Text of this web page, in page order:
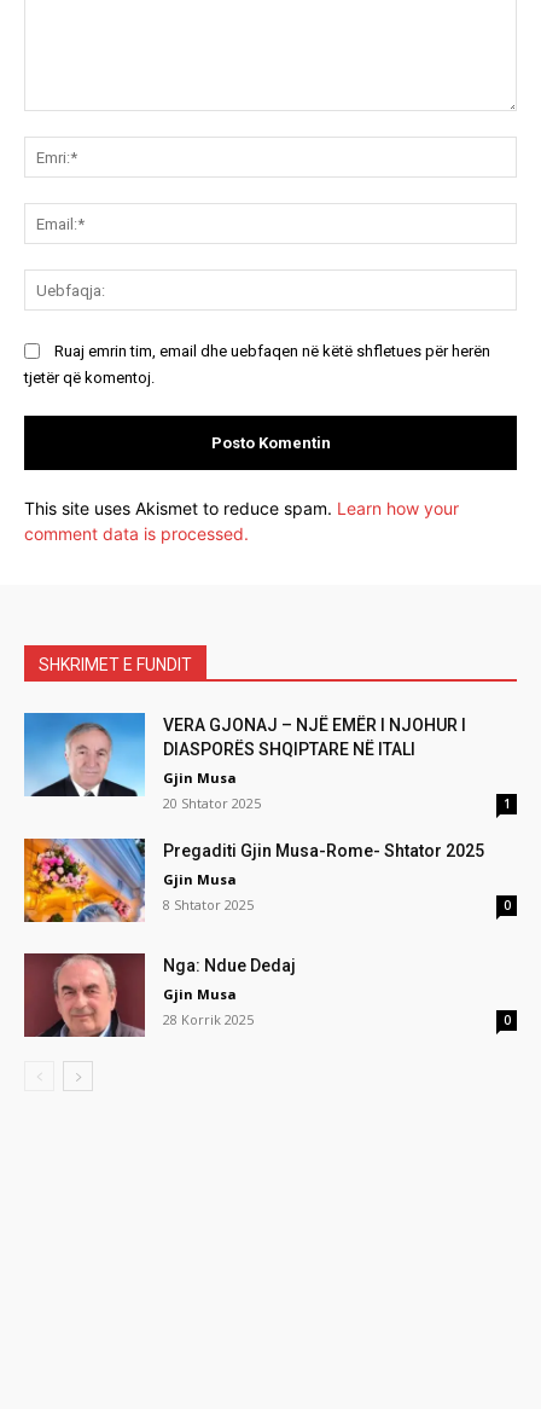
Ruaj emrin tim, email dhe uebfaqen në këtë shfletues për herën
tjetër që komentoj.
This site uses Akismet to reduce spam. Learn how your
comment data is processed.
SHKRIMET E FUNDIT
VERA GJONAJ – NJË EMËR I NJOHUR I
DIASPORËS SHQIPTARE NË ITALI
Gjin Musa
20 Shtator 2025
1
Pregaditi Gjin Musa-Rome- Shtator 2025
Gjin Musa
8 Shtator 2025
0
Nga: Ndue Dedaj
Gjin Musa
28 Korrik 2025
0